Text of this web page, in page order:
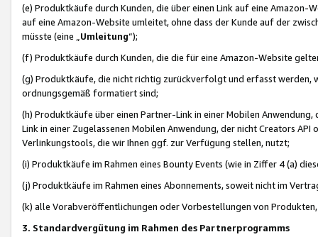
(e) Produktkäufe durch Kunden, die über einen Link auf eine
auf eine Amazon-Website umleitet, ohne dass der Kunde auf der
müsste (eine „ Umleitung“);
(f) Produktkäufe durch Kunden, die die für eine Amazon-Website
(g) Produktkäufe, die nicht richtig zurückverfolgt und erfasst werden,
ordnungsgemäß formatiert sind;
(h) Produktkäufe über einen Partner-Link in einer Mobilen
Link in einer Zugelassenen Mobilen Anwendung, der nicht Creators
Verlinkungstools, die wir Ihnen ggf. zur Verfügung stellen, nutzt;
(i) Produktkäufe im Rahmen eines Bounty Events (wie in Ziffer 4 (a)
(j) Produktkäufe im Rahmen eines Abonnements, soweit nicht im
(k) alle Vorabveröffentlichungen oder Vorbestellungen von
3. Standardvergütung im Rahmen des Partnerprogramms